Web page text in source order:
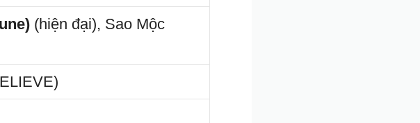
(hiện đại), Sao Mộc